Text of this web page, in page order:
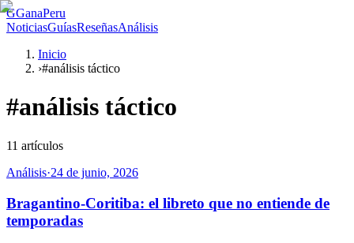
GGanaPeru
NoticiasGuíasReseñasAnálisis
Inicio
›#análisis táctico
#análisis táctico
11 artículos
Análisis·24 de junio, 2026
Bragantino-Coritiba: el libreto que no entiende de
temporadas